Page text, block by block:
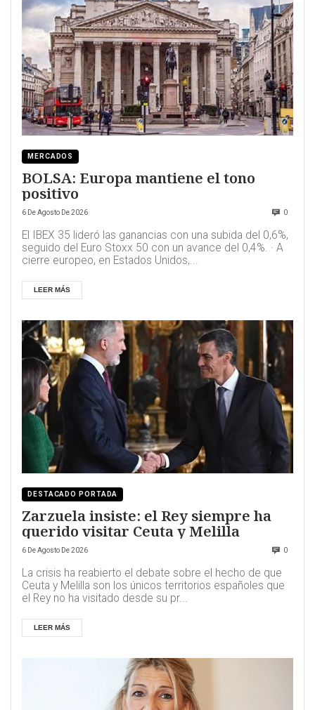
MERCADOS
BOLSA: Europa mantiene el tono
positivo
6 De Agosto De 2026 0
El IBEX 35 lideró las ganancias con una subida del 0,6%,
seguido del Euro Stoxx 50 con un avance del 0,4%. · A
cierre europeo, en Estados Unidos,...
LEER MÁS
DESTACADO PORTADA
Zarzuela insiste: el Rey siempre ha
querido visitar Ceuta y Melilla
6 De Agosto De 2026 0
La crisis ha reabierto el debate sobre el hecho de que
Ceuta y Melilla son los únicos territorios españoles que
el Rey no ha visitado desde su pr...
LEER MÁS